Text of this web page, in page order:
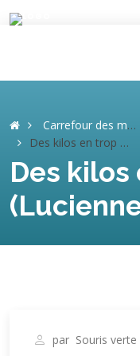
Carrefour des mémoires
Des kilos en trop (Lucienne E.)
Des kilos
par Souris verte